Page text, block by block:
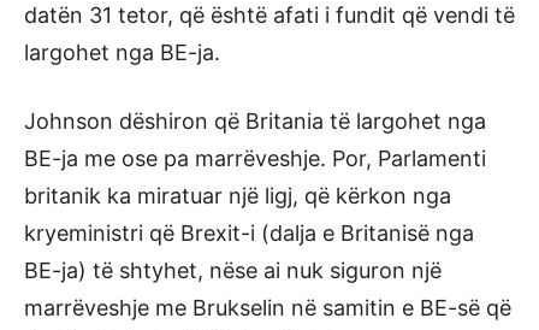
datën 31 tetor, që është afati i fundit që vendi të
largohet nga BE-ja.
Johnson dëshiron që Britania të largohet nga
BE-ja me ose pa marrëveshje. Por, Parlamenti
britanik ka miratuar një ligj, që kërkon nga
kryeministri që Brexit-i (dalja e Britanisë nga
BE-ja) të shtyhet, nëse ai nuk siguron një
marrëveshje me Brukselin në samitin e BE-së që